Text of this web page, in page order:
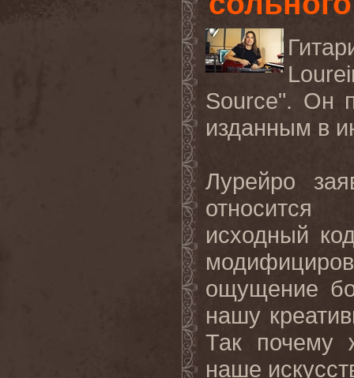
Source". Он
изданным в
Лурейро
исходный
ощущение
нашу
Так почему
наше